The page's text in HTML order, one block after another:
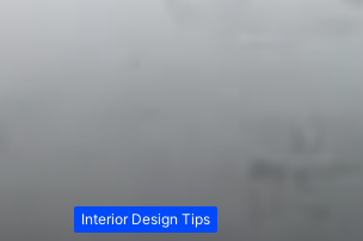
Interior Design Tips